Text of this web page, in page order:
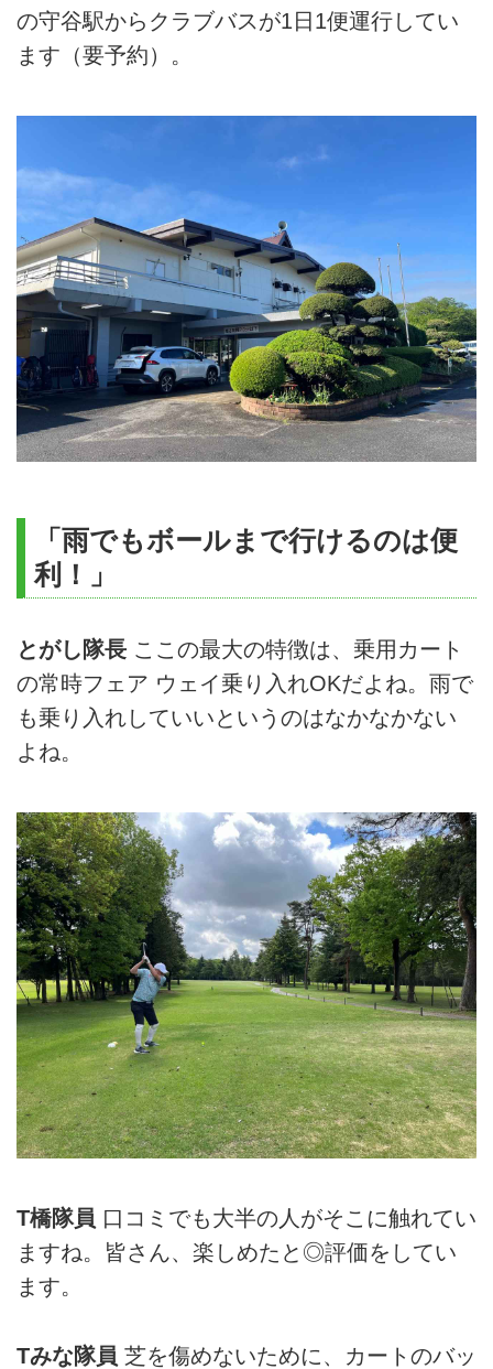
の守谷駅からクラブバスが1日1便運行してい
ます（要予約）。
「雨でもボールまで行けるのは便
利！」
とがし隊長 ここの最大の特徴は、乗用カート
の常時フェア ウェイ乗り入れOKだよね。雨で
も乗り入れしていいというのはなかなかない
よね。
T橋隊員 口コミでも大半の人がそこに触れてい
ますね。皆さん、楽しめたと◎評価をしてい
ます。
Tみな隊員 芝を傷めないために、カートのバッ